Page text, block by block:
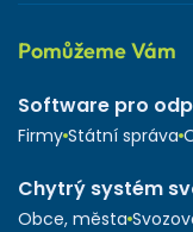
Pomůžeme Vám
Software pro
Firmy Státní správa
Chytrý systém
Obce, města